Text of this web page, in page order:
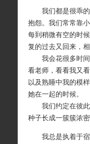
我们都是很乖的
抱怨。我们常常靠
每到稍微有空的时
复的过去又回来，
我会花很多时间
看老师，看看我又
以及熟睡中我的模
她在一起的时候。
我们约定在彼此
种子长成一簇簇浓
我总是执着于宿